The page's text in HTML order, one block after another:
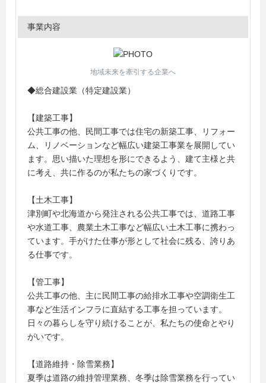
事業内容
地域未来を牽引する企業へ
◆総合建設業（特定建設業）
【建築工事】
公共工事の他、民間工事では住宅の新築工事、リフォー
ム、リノベーションなど幅広い建築工事業を展開してい
ます。思い描いた理想を形にできるよう、建て主様と共
に考え、共に作るのが私たちの家づくりです。
【土木工事】
津別町や北海道から発注される公共工事では、道路工事
や水道工事、農業土木工事など幅広い土木工事に携わっ
ています。手がけた仕事が形として社会に残る、誇りあ
る仕事です。
【管工事】
公共工事の他、主に民間工事の給排水工事や空調衛生工
事など生活インフラに直結する工事を担っています。
日々の暮らしを守り続けることが、私たちの使命とやり
がいです。
【道路維持・除雪業務】
夏季は道路の維持管理業務、冬季は除雪業務を行ってい